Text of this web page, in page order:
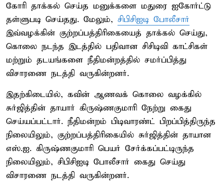
கோரி தாக்கல் செய்த மனுக்களை மதுரை ஐகோர்ட்டு
தள்ளுபடி செய்தது. மேலும், சிபிசிஐடி போலீசார்
இவ்வழக்கின் குற்றப்பத்திரிகையைத் தாக்கல் செய்து,
கொலை நடந்த இடத்தில் பதிவான சிசிடிவி காட்சிகள்
மற்றும் தடயங்களை நீதிமன்றத்தில் சமர்ப்பித்து
விசாரணை நடத்தி வருகின்றனர்.
இதற்கிடையில், கவின் ஆணவக் கொலை வழக்கில்
சுர்ஜித்தின் தாயார் கிருஷ்ணகுமாரி நேற்று கைது
செய்யப்பட்டார். நீதிமன்றம் பிடிவாரண்ட் பிறப்பித்திருந்த
நிலையிலும், குற்றப்பத்திரிகையில் சுர்ஜித்தின் தாயான
எஸ்.ஐ. கிருஷ்ணகுமாரி பெயர் சேர்க்கப்பட்டிருந்த
நிலையிலும், சிபிசிஐடி போலீசார் கைது செய்து
விசாரணை நடத்தி வருகின்றனர்.